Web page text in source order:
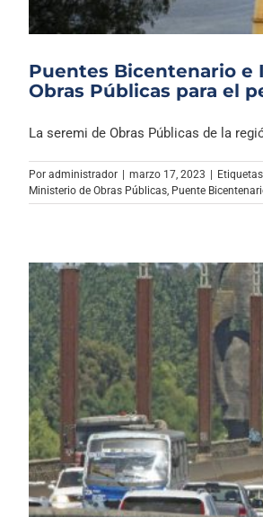
Puentes Bicentenario e
Obras Públicas para el
La seremi de Obras Públicas de la
Por administrador marzo 17, 2023
Ministerio de Obras Públicas, Puente